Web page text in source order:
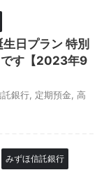
日プラン 特別
です【2023年9
託銀行 定期預金 高
みずほ信託銀行